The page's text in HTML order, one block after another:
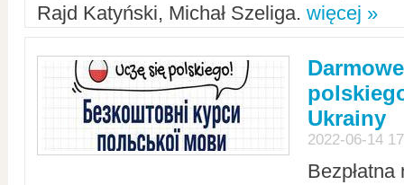
Rajd Katyński, Michał Szeliga. więcej »
Ukrainy
2022-06-14